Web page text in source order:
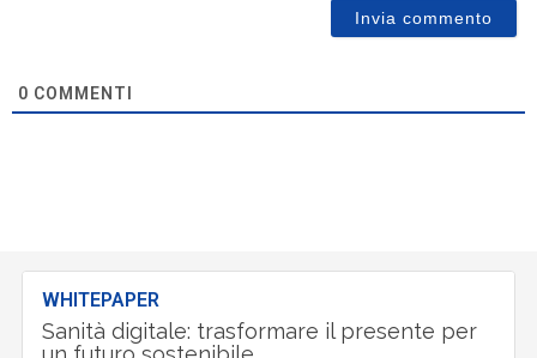
0 COMMENTI
WHITEPAPER
Sanità digitale: trasformare il presente per